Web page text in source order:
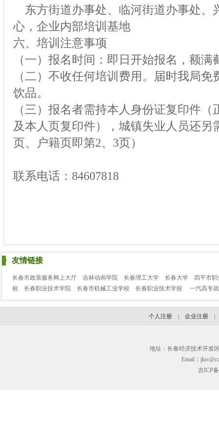
东方街道办事处、临河街道办事处、
心，企业内部培训基地
六、培训注意事项
（一）报名时间：即日开始报名，额满
（二）不收任何培训费用。届时我局
饮品。
（三）报名者需持本人身份证复印件
及本人页复印件），城镇失业人员还
页、户籍页即第2、3页）
联系电话：84607818
友情链接
长春市政策服务网上大厅 吉林动画学院 长春理工大学 长春大学
四平市
校
长春职业技术学院 长春市机械工业学校 长春职业技术学校 一汽高专
个人注册 企业注册
地址：长春经济技术开发
Email：
吉ICP